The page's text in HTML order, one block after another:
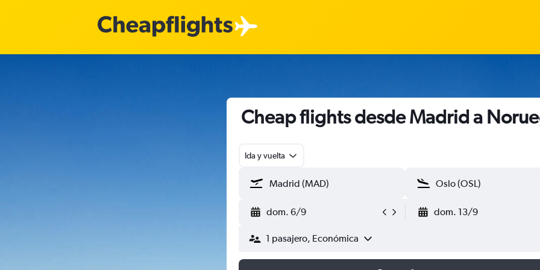
Cheap flights desde Madrid a
Ida y vuelta
dom. 6/9 dom. 13/9
1 pasajero, Económica